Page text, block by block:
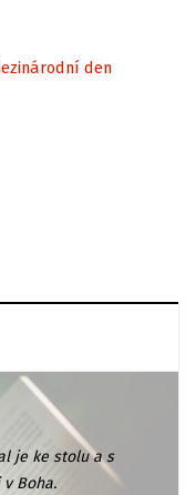
den
je ke stolu a s
Boha.